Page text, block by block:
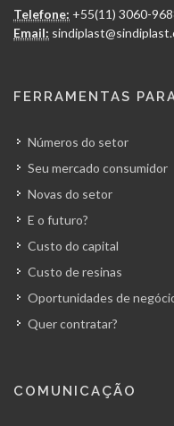
Telefone: +55(11) 3060-
Email:
FERRAMENTAS
Números do setor
Seu mercado consumidor
Novas do setor
E o futuro?
Custo do capital
Custo de resinas
Oportunidades de
Quer contratar?
COMUNICAÇÃO